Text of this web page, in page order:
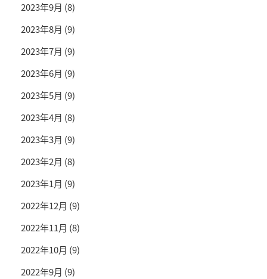
2023年9月 (8)
2023年8月 (9)
2023年7月 (9)
2023年6月 (9)
2023年5月 (9)
2023年4月 (8)
2023年3月 (9)
2023年2月 (8)
2023年1月 (9)
2022年12月 (9)
2022年11月 (8)
2022年10月 (9)
2022年9月 (9)